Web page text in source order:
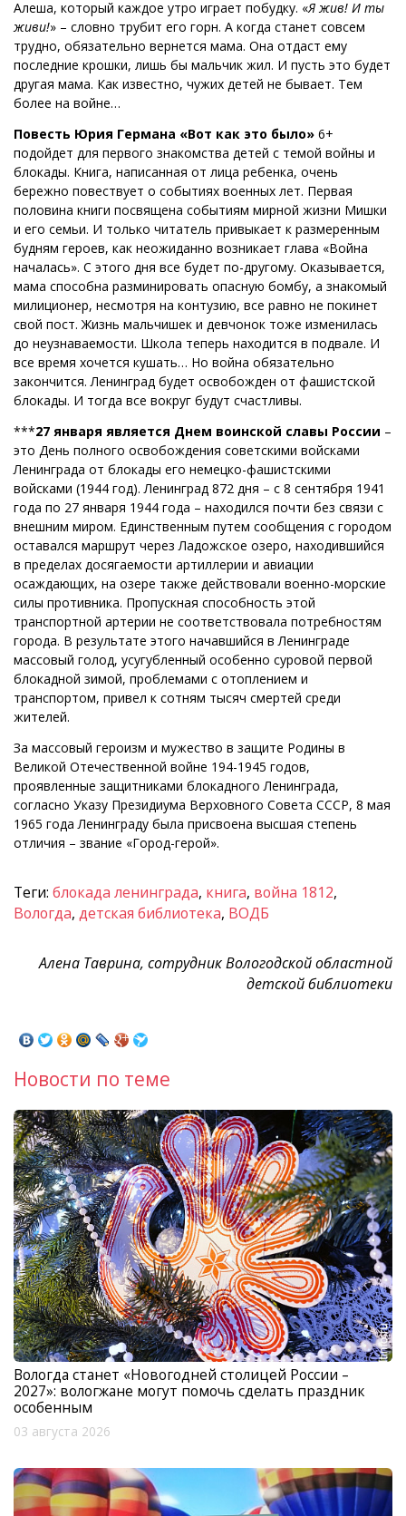
Алеша, который каждое утро играет побудку. «Я жив! И ты
живи!» – словно трубит его горн. А когда станет совсем
трудно, обязательно вернется мама. Она отдаст ему
последние крошки, лишь бы мальчик жил. И пусть это будет
другая мама. Как известно, чужих детей не бывает. Тем
более на войне…
Повесть Юрия Германа «Вот как это было» 6+
подойдет для первого знакомства детей с темой войны и
блокады. Книга, написанная от лица ребенка, очень
бережно повествует о событиях военных лет. Первая
половина книги посвящена событиям мирной жизни Мишки
и его семьи. И только читатель привыкает к размеренным
будням героев, как неожиданно возникает глава «Война
началась». С этого дня все будет по-другому. Оказывается,
мама способна разминировать опасную бомбу, а знакомый
милиционер, несмотря на контузию, все равно не покинет
свой пост. Жизнь мальчишек и девчонок тоже изменилась
до неузнаваемости. Школа теперь находится в подвале. И
все время хочется кушать… Но война обязательно
закончится. Ленинград будет освобожден от фашистской
блокады. И тогда все вокруг будут счастливы.
***27 января является Днем воинской славы России –
это День полного освобождения советскими войсками
Ленинграда от блокады его немецко-фашистскими
войсками (1944 год). Ленинград 872 дня – с 8 сентября 1941
года по 27 января 1944 года – находился почти без связи с
внешним миром. Единственным путем сообщения с городом
оставался маршрут через Ладожское озеро, находившийся
в пределах досягаемости артиллерии и авиации
осаждающих, на озере также действовали военно-морские
силы противника. Пропускная способность этой
транспортной артерии не соответствовала потребностям
города. В результате этого начавшийся в Ленинграде
массовый голод, усугубленный особенно суровой первой
блокадной зимой, проблемами с отоплением и
транспортом, привел к сотням тысяч смертей среди
жителей.
За массовый героизм и мужество в защите Родины в
Великой Отечественной войне 194-1945 годов,
проявленные защитниками блокадного Ленинграда,
согласно Указу Президиума Верховного Совета СССР, 8 мая
1965 года Ленинграду была присвоена высшая степень
отличия – звание «Город-герой».
Теги: блокада ленинграда, книга, война 1812,
Вологда, детская библиотека, ВОДБ
Алена Таврина, сотрудник Вологодской областной
детской библиотеки
Новости по теме
Вологда станет «Новогодней столицей России –
2027»: вологжане могут помочь сделать праздник
особенным
03 августа 2026